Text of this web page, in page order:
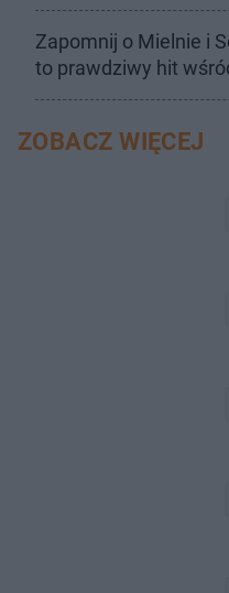
Zapomnij o Mielnie i
to prawdziwy hit
ZOBACZ WIĘCEJ